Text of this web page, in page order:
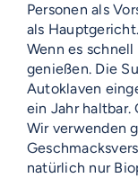
Personen als
als
Wenn es
genießen. Die
Autoklaven
ein Jahr haltbar.
Wir verwenden
natürlich nur